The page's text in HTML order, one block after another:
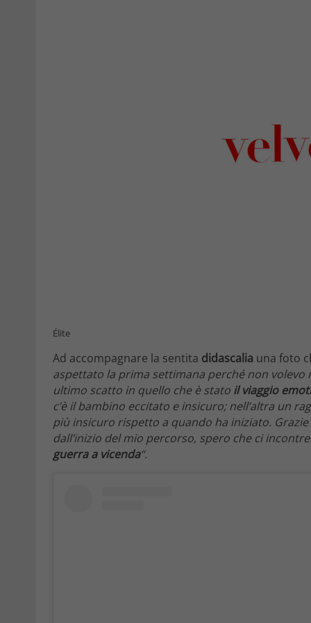
Élite
Ad accompagnare la sentita didascalia una foto
aspettato la prima settimana perché non
ultimo scatto in quello che è stato il viaggio
c’è il bambino eccitato e insicuro; nell’altra un
più insicuro rispetto a quando ha iniziato.
dall’inizio del mio percorso, spero che ci
guerra a vicenda“.